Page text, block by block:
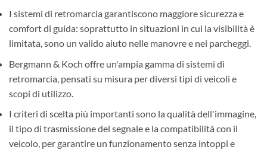
I sistemi di retromarcia garantiscono maggiore sicurezza e
comfort di guida: soprattutto in situazioni in cui la visibilità è
limitata, sono un valido aiuto nelle manovre e nei parcheggi.
Bergmann & Koch offre un'ampia gamma di sistemi di
retromarcia, pensati su misura per diversi tipi di veicoli e
scopi di utilizzo.
I criteri di scelta più importanti sono la qualità dell'immagine,
il tipo di trasmissione del segnale e la compatibilità con il
veicolo, per garantire un funzionamento senza intoppi e